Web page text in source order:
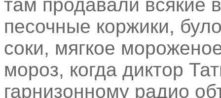
там продавали всякие
песочные коржики,
соки, мягкое
мороз, когда диктор
гарнизонному радио